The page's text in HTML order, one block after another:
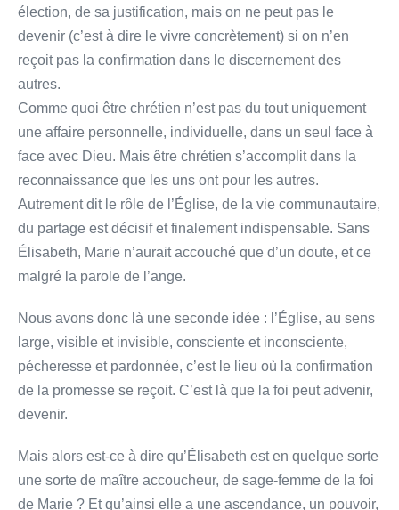
élection, de sa justification, mais on ne peut pas le
devenir (c’est à dire le vivre concrètement) si on n’en
reçoit pas la confirmation dans le discernement des
autres.
Comme quoi être chrétien n’est pas du tout uniquement
une affaire personnelle, individuelle, dans un seul face à
face avec Dieu. Mais être chrétien s’accomplit dans la
reconnaissance que les uns ont pour les autres.
Autrement dit le rôle de l’Église, de la vie communautaire,
du partage est décisif et finalement indispensable. Sans
Élisabeth, Marie n’aurait accouché que d’un doute, et ce
malgré la parole de l’ange.
Nous avons donc là une seconde idée : l’Église, au sens
large, visible et invisible, consciente et inconsciente,
pécheresse et pardonnée, c’est le lieu où la confirmation
de la promesse se reçoit. C’est là que la foi peut advenir,
devenir.
Mais alors est-ce à dire qu’Élisabeth est en quelque sorte
une sorte de maître accoucheur, de sage-femme de la foi
de Marie ? Et qu’ainsi elle a une ascendance, un pouvoir,